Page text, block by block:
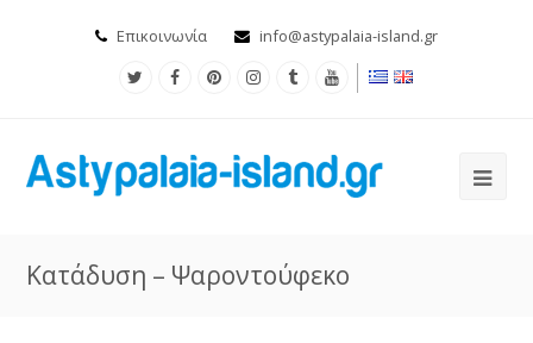
Επικοινωνία info@astypalaia-island.gr
Κατάδυση – Ψαροντούφεκο